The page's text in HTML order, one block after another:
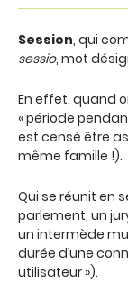
Session, qui
sessio, mot
En effet, quand
« période
est censé être
même famille !).
Qui se réunit en
parlement, un
un intermède
durée d’une
utilisateur »).